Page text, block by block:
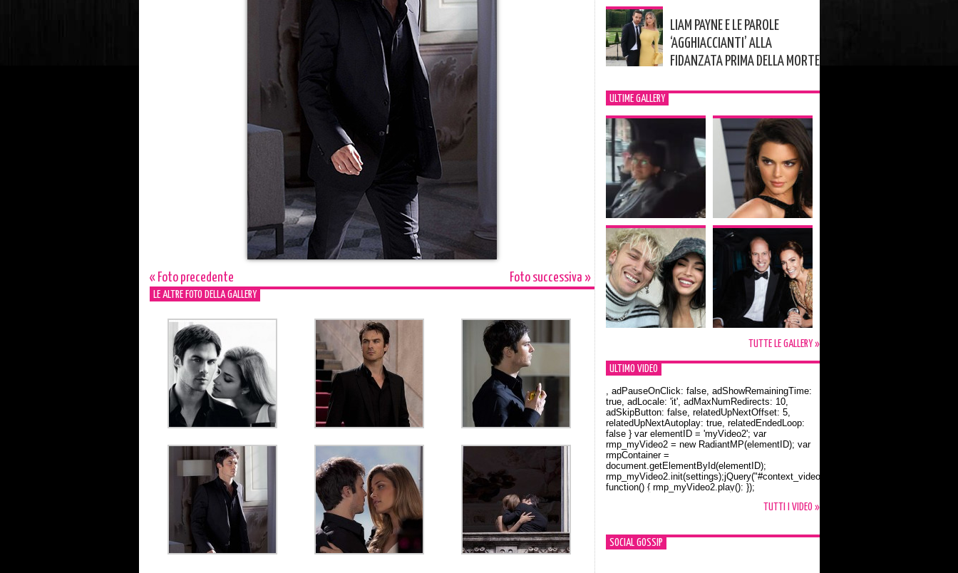
« Foto precedente Foto successiva »
LE ALTRE FOTO DELLA GALLERY
LIAM PAYNE E LE PAROLE
‘AGGHIACCIANTI’ ALLA
FIDANZATA PRIMA DELLA MORTE
ULTIME GALLERY
TUTTE LE GALLERY »
ULTIMO VIDEO
Orlando Bloom e la t-shirt dedicata a Flynn
, adPauseOnClick: false, adShowRemainingTime:
true, adLocale: 'it', adMaxNumRedirects: 10,
adSkipButton: false, relatedUpNextOffset: 5,
relatedUpNextAutoplay: true, relatedEndedLoop:
false } var elementID = 'myVideo2'; var
rmp_myVideo2 = new RadiantMP(elementID); var
rmpContainer =
document.getElementById(elementID);
rmp_myVideo2.init(settings);jQuery("#context_video2").one("mouseover",
function() { rmp_myVideo2.play(); });
TUTTI I VIDEO »
SOCIAL GOSSIP